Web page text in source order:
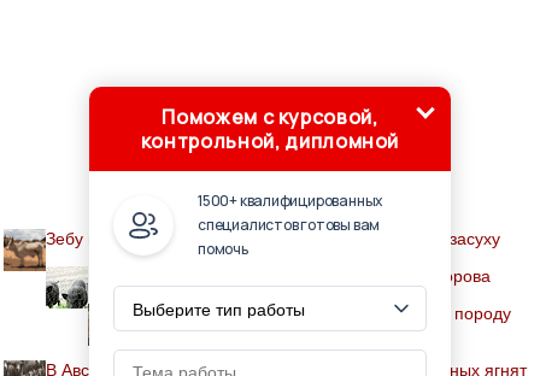
Зебу помогли коровам пережить долговременную засуху
Если на подворье есть коза, значит семья здорова
В Ленинградской области вывели новую породу
овец - катумскую
В Австралии дроны помогают спасать новорождённых ягнят
Поможем с курсовой,
контрольной, дипломной
1500+ квалифицированных
специалистов готовы вам
помочь